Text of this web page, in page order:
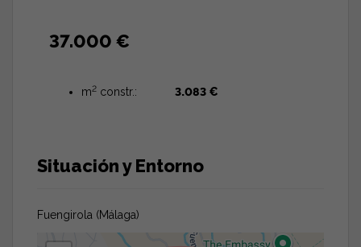
37.000 €
m2 constr.: 3.083 €
Situación y Entorno
Fuengirola (Málaga)